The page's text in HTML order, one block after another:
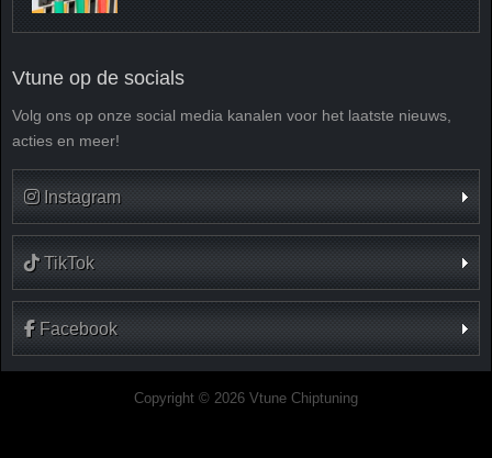
Vtune op de socials
Volg ons op onze social media kanalen voor het laatste nieuws,
acties en meer!
Instagram
TikTok
Facebook
Copyright © 2026 Vtune Chiptuning